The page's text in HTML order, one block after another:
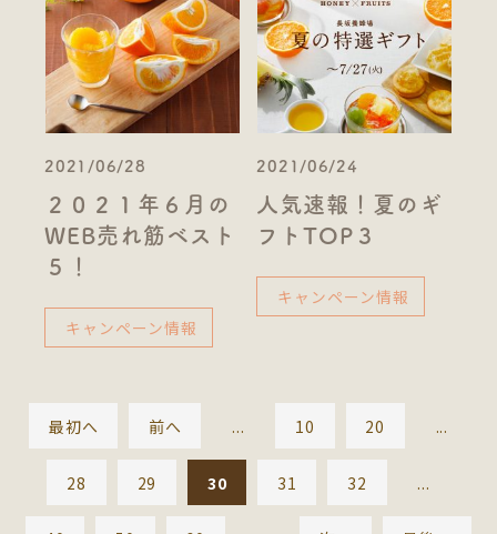
2021/06/28
２０２１年６月の
WEB売れ筋ベスト
５！
キャンペーン情報
2021/06/24
人気速報！夏のギ
フトTOP３
キャンペーン情報
最初へ 前へ ... 10 20 ...
28 29 30 31 32 ...